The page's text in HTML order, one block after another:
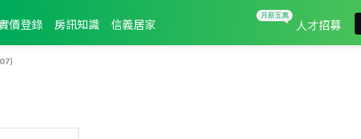
價登錄 房訊知識 信義居家 人才招募